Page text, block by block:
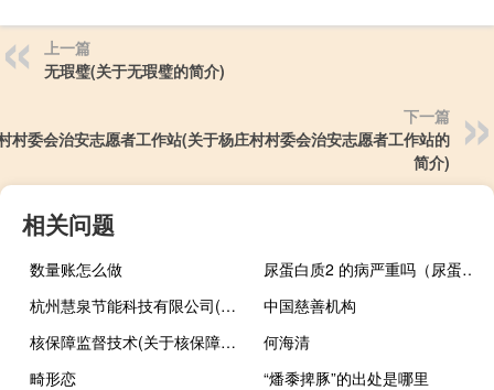
上一篇
无瑕璧(关于无瑕璧的简介)
下一篇
村委会治安志愿者工作站(关于杨庄村村委会治安志愿者工作站的
简介)
相关问题
数量账怎么做
尿蛋白质2 的病严重吗（尿蛋白质2 怎么办）
杭州慧泉节能科技有限公司(关于杭州慧泉节能科技有限公司的简介)
中国慈善机构
核保障监督技术(关于核保障监督技术的简介)
何海清
畸形恋
“燔黍捭豚”的出处是哪里